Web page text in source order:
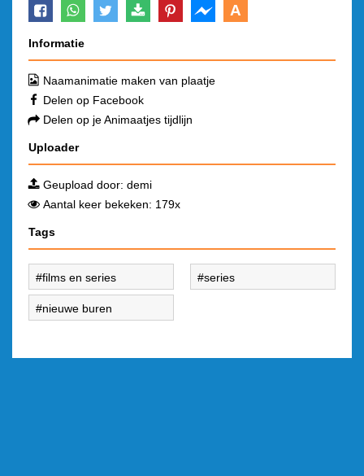
A
Informatie
Naamanimatie maken van plaatje
Delen op Facebook
Delen op je Animaatjes tijdlijn
Uploader
Geupload door: demi
Aantal keer bekeken: 179x
Tags
films en series series
nieuwe buren